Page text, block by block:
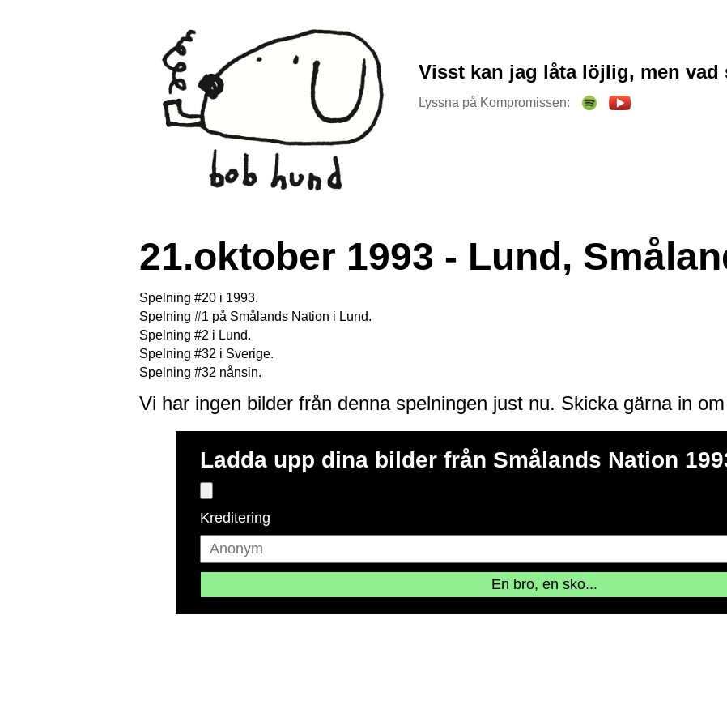
Visst kan jag låta löjlig, men
Lyssna på Kompromissen:
21.oktober 1993 - Lund,
Spelning #20 i 1993.
Spelning #1 på Smålands Nation i Lund.
Spelning #2 i Lund.
Spelning #32 i Sverige.
Spelning #32 nånsin.
Vi har ingen bilder från denna spelningen just nu. Skicka gärna in
Ladda upp dina bilder från Smålands Nation
Kreditering